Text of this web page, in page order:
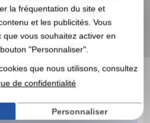
la fréquentation du site et
et les publicités. Vous
que vous souhaitez activer en
"Personnaliser".
que nous utilisons, consultez
de confidentialité
Personnaliser